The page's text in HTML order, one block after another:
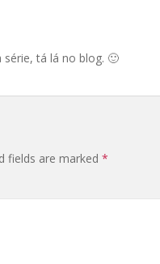
tá lá no blog. 🙂
fields are marked *